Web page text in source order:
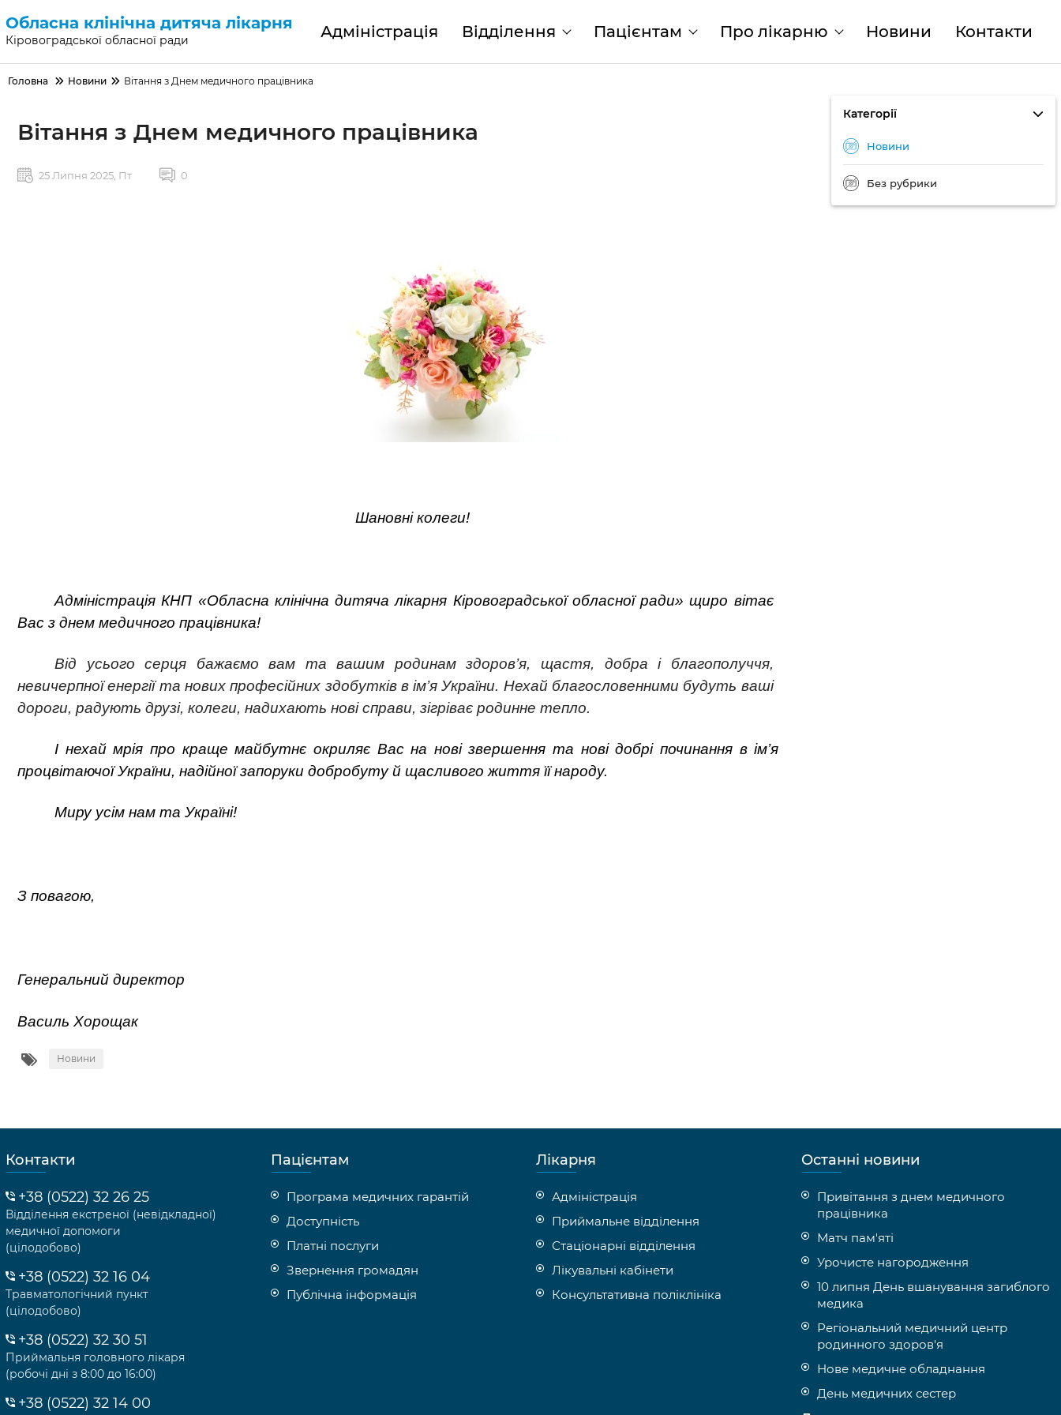
Обласна клінічна дитяча лікарня
Кіровоградської обласної ради Адміністрація Відділення Пацієнтам Про лікарню Новини Контакти
Головна Новини Вітання з Днем медичного працівника
Категорії
Новини
Без рубрики
Вітання з Днем медичного працівника
25 Липня 2025, Пт 0
Шановні колеги!
Адміністрація КНП «Обласна клінічна дитяча лікарня Кіровоградської обласної ради» щиро вітає
Вас з днем медичного працівника!
Від усього серця бажаємо вам та вашим родинам здоров’я, щастя, добра і благополуччя,
невичерпної енергії та нових професійних здобутків в ім’я України. Нехай благословенними будуть ваші
дороги, радують друзі, колеги, надихають нові справи, зігріває родинне тепло.
І нехай мрія про краще майбутнє окриляє Вас на нові звершення та нові добрі починання в ім’я
процвітаючої України, надійної запоруки добробуту й щасливого життя її народу.
Миру усім нам та Україні!
З повагою,
Генеральний директор
Василь Хорощак
Новини
Контакти
+38 (0522) 32 26 25
Відділення екстреної (невідкладної)
медичної допомоги
(цілодобово)
+38 (0522) 32 16 04
Травматологічний пункт
(цілодобово)
+38 (0522) 32 30 51
Приймальня головного лікаря
(робочі дні з 8:00 до 16:00)
+38 (0522) 32 14 00
Пацієнтам
Програма медичних гарантій
Доступність
Платні послуги
Звернення громадян
Публічна інформація
Лікарня
Адміністрація
Приймальне відділення
Стаціонарні відділення
Лікувальні кабінети
Консультативна поліклініка
Останні новини
Привітання з днем медичного
працівника
Матч пам'яті
Урочисте нагородження
10 липня День вшанування загиблого
медика
Регіональний медичний центр
родинного здоров'я
Нове медичне обладнання
День медичних сестер